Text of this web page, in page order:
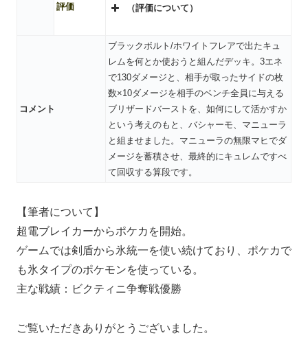
評価
（評価について）
コメント
ブラックボルト/ホワイトフレアで出たキュ
レムを何とか使おうと組んだデッキ。3エネ
で130ダメージと、相手が取ったサイドの枚
数×10ダメージを相手のベンチ全員に与える
ブリザードバーストを、如何にして活かすか
という考えのもと、バシャーモ、マニューラ
と組ませました。マニューラの無限マヒでダ
メージを蓄積させ、最終的にキュレムですべ
て回収する算段です。
【筆者について】
超電ブレイカーからポケカを開始。
ゲームでは剣盾から氷統一を使い続けており、ポケカで
も氷タイプのポケモンを使っている。
主な戦績：ビクティニ争奪戦優勝
ご覧いただきありがとうございました。